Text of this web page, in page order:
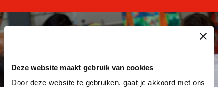
Deze website maakt gebruik van cookies
Door deze website te gebruiken, gaat je akkoord met ons